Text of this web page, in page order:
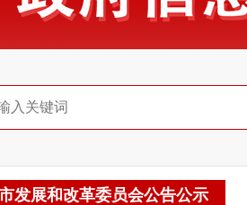
发展和改革委员会公告公示